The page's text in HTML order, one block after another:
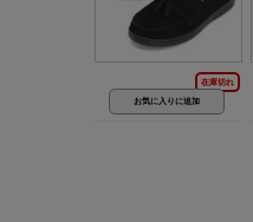
在庫切れ